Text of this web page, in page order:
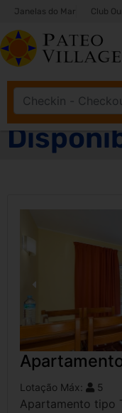
Janelas do Mar Club
Lotação Máx: 5
Apartamento tipo